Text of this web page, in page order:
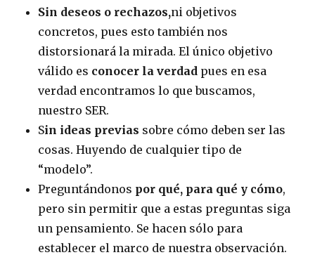
Sin deseos o rechazos,ni objetivos
concretos, pues esto también nos
distorsionará la mirada. El único objetivo
válido es conocer la verdad pues en esa
verdad encontramos lo que buscamos,
nuestro SER.
Sin ideas previas sobre cómo deben ser las
cosas. Huyendo de cualquier tipo de
“modelo”.
Preguntándonos por qué, para qué y cómo,
pero sin permitir que a estas preguntas siga
un pensamiento. Se hacen sólo para
establecer el marco de nuestra observación.